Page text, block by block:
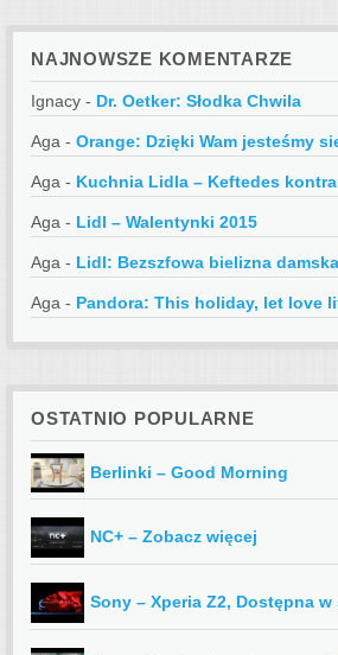
NAJNOWSZE KOMENTARZE
Ignacy - Dr. Oetker: Słodka Chwila
Aga - Orange: Dzięki Wam jesteśmy
Aga - Kuchnia Lidla – Keftedes kontra
Aga - Lidl – Walentynki 2015
Aga - Lidl: Bezszfowa bielizna damska
Aga - Pandora: This holiday, let love
OSTATNIO POPULARNE
Berlinki – Good Morning
NC+ – Zobacz więcej
Sony – Xperia Z2, Dostępna w